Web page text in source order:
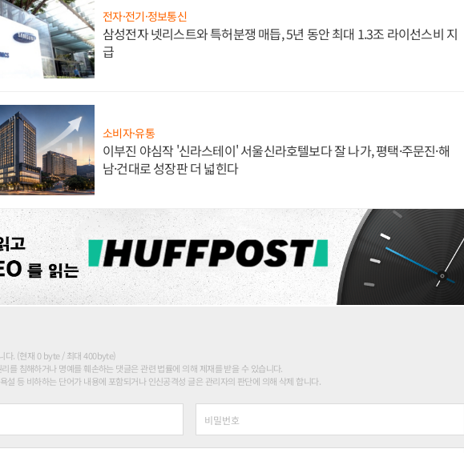
전자·전기·정보통신
삼성전자 넷리스트와 특허분쟁 매듭, 5년 동안 최대 1.3조 라이선스비 지
급
소비자·유통
이부진 야심작 '신라스테이' 서울신라호텔보다 잘 나가, 평택·주문진·해
남·건대로 성장판 더 넓힌다
다. (현재 0 byte / 최대 400byte)
를 침해하거나 명예를 훼손하는 댓글은 관련 법률에 의해 제재를 받을 수 있습니다.
설 등 비하하는 단어가 내용에 포함되거나 인신공격성 글은 관리자의 판단에 의해 삭제 합니다.